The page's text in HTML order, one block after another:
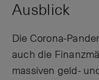
Ausblick
Die Corona-
auch die
massiven geld-